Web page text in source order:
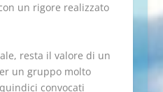
un rigore realizzato
resta il valore di un
un gruppo molto
convocati